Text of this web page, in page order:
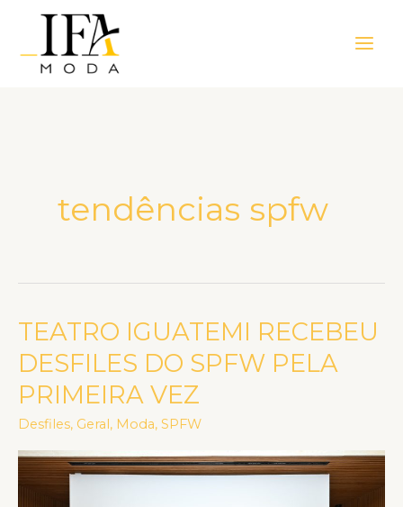
Menu
tendências spfw
TEATRO IGUATEMI RECEBEU
DESFILES DO SPFW PELA
PRIMEIRA VEZ
Desfiles, Geral , Moda, SPFW
TEATRO
IGUATEMI
RECEBEU
DESFILES
DO
SPFW
PELA
PRIMEIRA